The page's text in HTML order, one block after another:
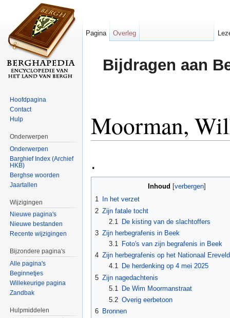
Bijdragen aan
Moorman,
.
Inhoud verbergen
1
In het verzet
2 Zijn fatale tocht
2.1
De kisting van de slachtoffers
3 Zijn herbegrafenis in Beek
3.1
Foto's van zijn begrafenis in Beek
4 Zijn herbegrafenis op het Nationaal
4.1
De herdenking op 4 mei 2025
5 Zijn nagedachtenis
5.1
De Wim Moormanstraat
5.2 Overig eerbetoon
6 Bronnen
Pagina Overleg
Hoofdpagina
Contact
Hulp
Onderwerpen
Onderwerpen
Barghief Index (Archief
HKB)
Berghse woorden
Jaartallen
Wijzigingen
Nieuwe pagina's
Nieuwe bestanden
Recente wijzigingen
Bijzondere pagina's
Alle pagina's
Beginnetjes
Willekeurige pagina
Zandbak
Hulpmiddelen